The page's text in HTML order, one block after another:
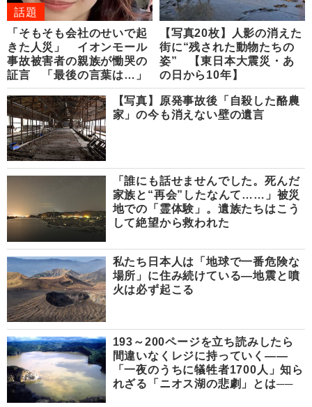
話題
「そもそも会社のせいで起
きた人災」 イオンモール
事故被害者の親族が慟哭の
証言 「最後の言葉は…」
【写真20枚】人影の消えた
街に“残された動物たちの
姿” 【東日本大震災・あ
の日から10年】
【写真】原発事故後「自殺した酪農
家」の今も消えない壁の遺言
「誰にも話せませんでした。死んだ
家族と“再会”したなんて……」被災
地での「霊体験」。遺族たちはこう
して絶望から救われた
私たち日本人は「地球で一番危険な
場所」に住み続けている―地震と噴
火は必ず起こる
193～200ページを立ち読みしたら
間違いなくレジに持っていく――
「一夜のうちに犠牲者1700人」知ら
れざる「ニオス湖の悲劇」とは──